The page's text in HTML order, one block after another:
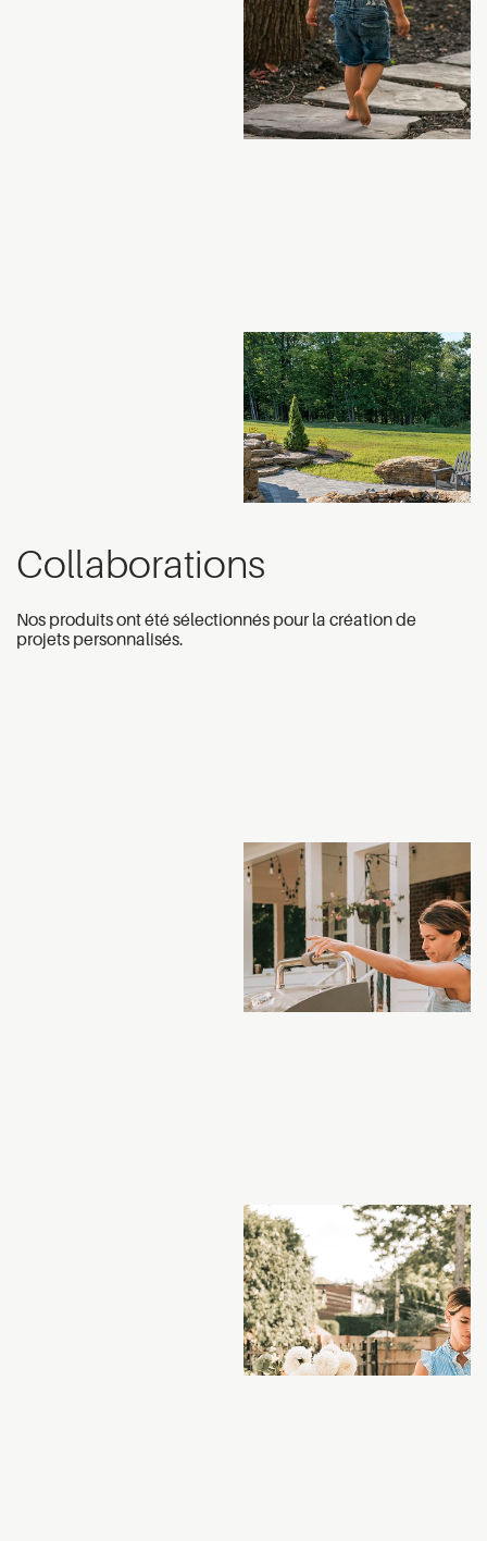
Collaborations
Nos produits ont été sélectionnés pour la création de
projets personnalisés.